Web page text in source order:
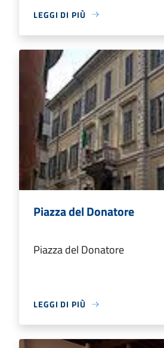
LEGGI DI PIÙ
Piazza del Donatore
Piazza del Donatore
LEGGI DI PIÙ